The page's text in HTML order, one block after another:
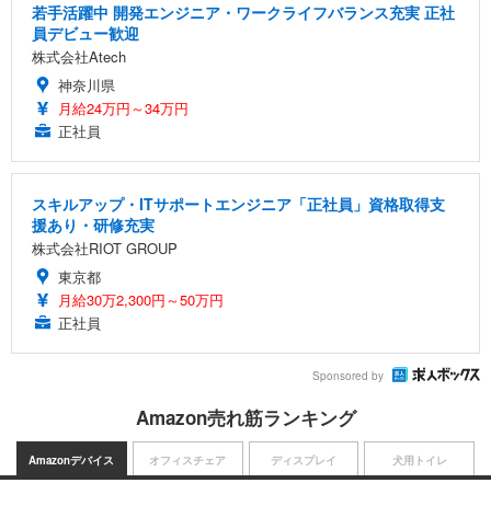
若手活躍中 開発エンジニア・ワークライフバランス充実 正社
員デビュー歓迎
株式会社Atech
神奈川県
月給24万円～34万円
正社員
スキルアップ・ITサポートエンジニア「正社員」資格取得支
援あり・研修充実
株式会社RIOT GROUP
東京都
月給30万2,300円～50万円
正社員
Sponsored by
Amazon売れ筋ランキング
Amazonデバイス オフィスチェア ディスプレイ 犬用トイレ